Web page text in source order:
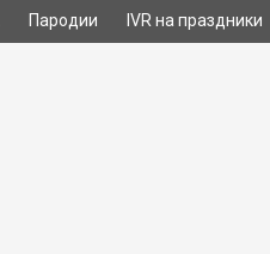
Пародии IVR на праздники